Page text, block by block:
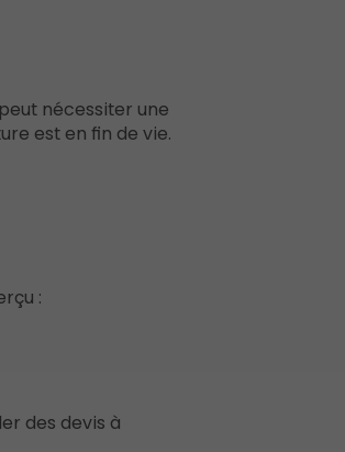
nécessiter une
est en fin de vie.
:
des devis à